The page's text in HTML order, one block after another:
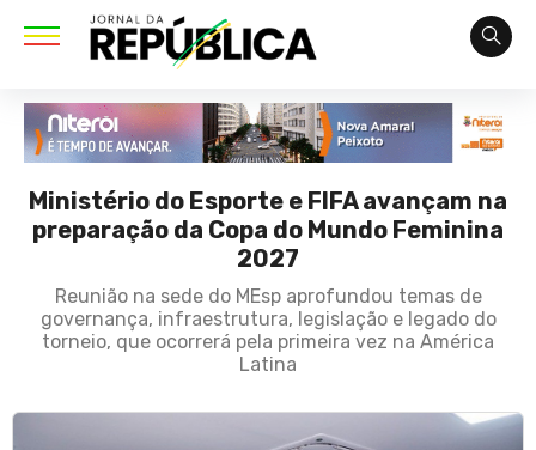
Ministério do Esporte e FIFA avançam na
preparação da Copa do Mundo Feminina
2027
Reunião na sede do MEsp aprofundou temas de
governança, infraestrutura, legislação e legado do
torneio, que ocorrerá pela primeira vez na América
Latina